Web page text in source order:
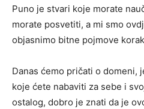
Puno je stvari koje morate
morate posvetiti, a mi smo
objasnimo bitne pojmove
Danas ćemo pričati o domeni,
koje ćete nabaviti za sebe i
ostalog, dobro je znati da je